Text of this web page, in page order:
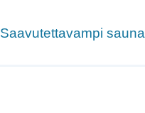
Saavutettavampi sauna